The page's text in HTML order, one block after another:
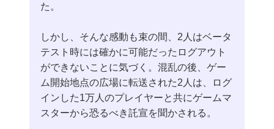
た。
しかし、そんな感動も束の間、2人はベータ
テスト時には確かに可能だったログアウト
ができないことに気づく。混乱の後、ゲー
ム開始地点の広場に転送された2人は、ログ
インした1万人のプレイヤーと共にゲームマ
スターから恐るべき託宣を聞かされる。